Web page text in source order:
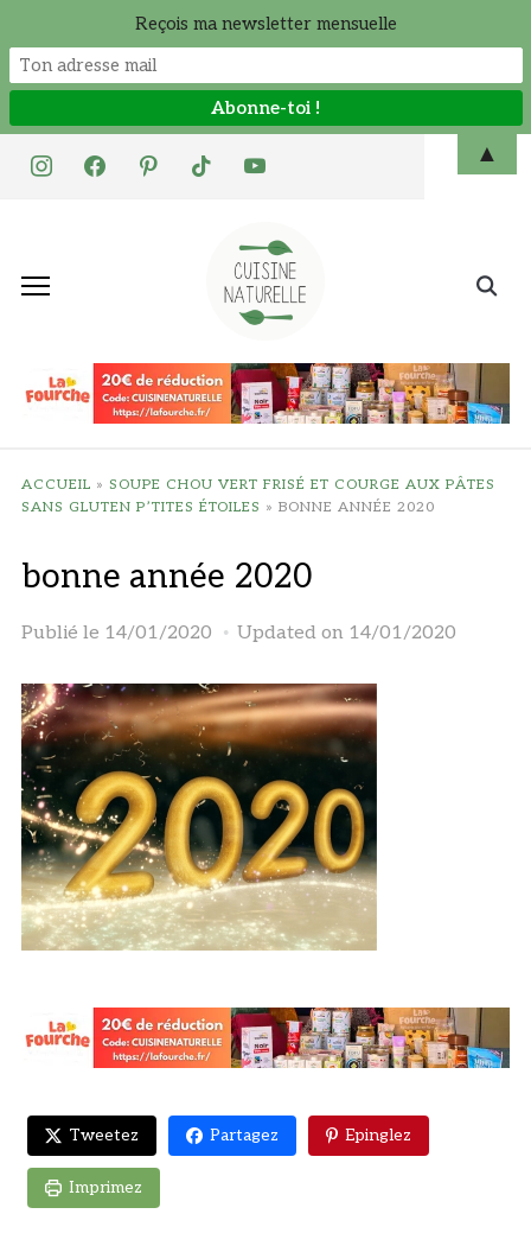
instagramfacebookpinteresttiktok youtube
Search
ACCUEIL » SOUPE CHOU VERT FRISÉ ET COURGE AUX PÂTES
SANS GLUTEN P’TITES ÉTOILES » BONNE ANNÉE 2020
bonne année 2020
Publié le 14/01/2020 Updated on 14/01/2020
Tweetez Partagez Epinglez
Imprimez
Reçois ma newsletter mensuelle
▲